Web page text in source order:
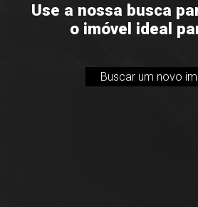
Use a nossa busca
o imóvel ideal
Buscar um novo